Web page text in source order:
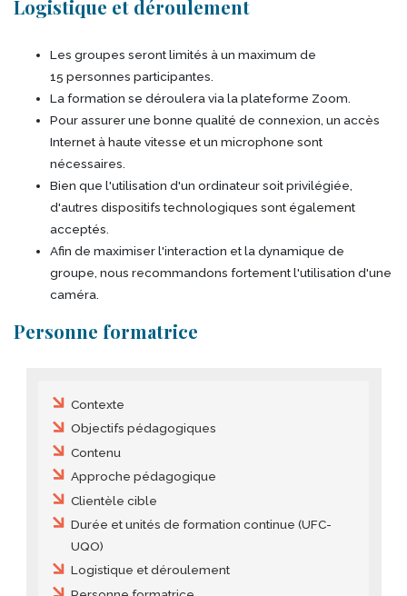
Logistique et déroulement
Les groupes seront limités à un maximum de
15 personnes participantes.
La formation se déroulera via la plateforme Zoom.
Pour assurer une bonne qualité de connexion, un accès
Internet à haute vitesse et un microphone sont
nécessaires.
Bien que l'utilisation d'un ordinateur soit privilégiée,
d'autres dispositifs technologiques sont également
acceptés.
Afin de maximiser l'interaction et la dynamique de
groupe, nous recommandons fortement l'utilisation d'une
caméra.
Personne formatrice
Table des matières
Contexte
Objectifs pédagogiques
Contenu
Approche pédagogique
Clientèle cible
Durée et unités de formation continue (UFC-
UQO)
Logistique et déroulement